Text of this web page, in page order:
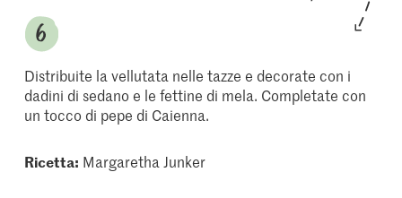
Distribuite la vellutata nelle tazze e decorate con i
dadini di sedano e le fettine di mela. Completate con
un tocco di pepe di Caienna.
Ricetta: Margaretha Junker